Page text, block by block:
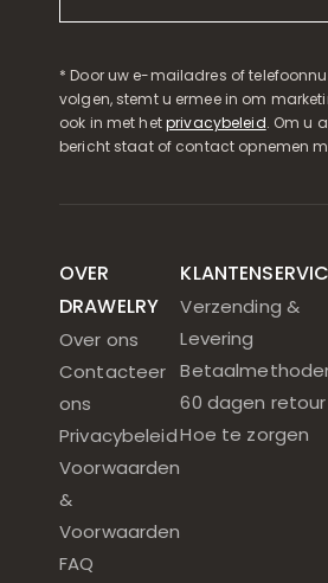
* Door uw e-mailadres of
volgen, stemt u ermee in om
ook in met hetprivacybeleid. Om u
bericht staat of contact opnemen
OVER
DRAWELRY
Over ons
Contacteer
ons
Privacybeleid
Voorwaarden
&
Voorwaarden
FAQ
Verzending &
Levering
60 dagen retour
Hoe te zorgen